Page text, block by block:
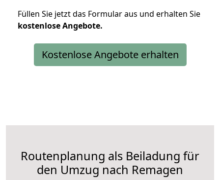
Füllen Sie jetzt das Formular aus und erhalten Sie
kostenloseAngebote.
Kostenlose Angebote erhalten
Routenplanung als Beiladung für
den Umzug nach Remagen